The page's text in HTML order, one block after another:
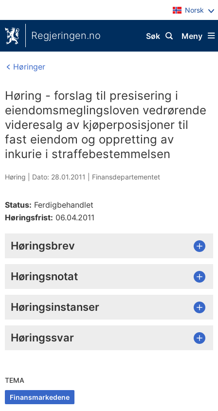
Norsk
Regjeringen.no Meny
Søk
Høringer
Høring - forslag til presisering i
eiendomsmeglingsloven vedrørende
videresalg av kjøperposisjoner til
fast eiendom og oppretting av
inkurie i straffebestemmelsen
Høring | Dato: 28.01.2011 Finansdepartementet
Status: Ferdigbehandlet
Høringsfrist: 06.04.2011
Høringsbrev
Høringsnotat
Høringsinstanser
Høringssvar
TEMA
Finansmarkedene